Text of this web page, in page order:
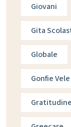
Giovani
Gita
Globale
Gonfie Vele
Gratitudine